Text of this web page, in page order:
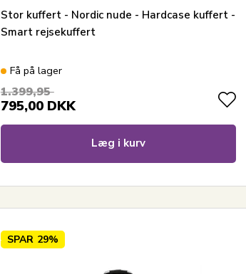
Stor kuffert - Nordic nude - Hardcase kuffert -
Smart rejsekuffert
Få på lager
1.399,95
795,00 DKK
Læg i kurv
SPAR 29%